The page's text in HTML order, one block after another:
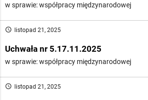
w sprawie: współpracy międzynarodowej
access_time listopad 21, 2025
Uchwała nr 5.17.11.2025
w sprawie: współpracy międzynarodowej
access_time listopad 21, 2025